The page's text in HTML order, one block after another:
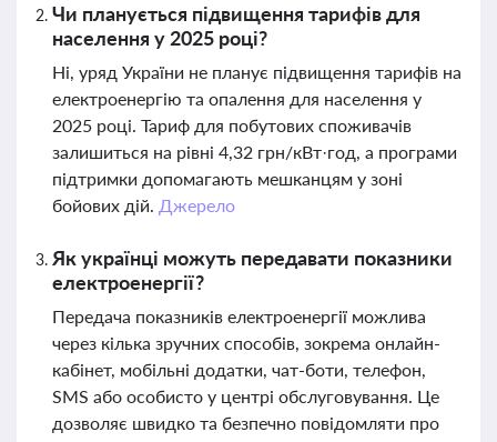
Чи планується підвищення тарифів для
населення у 2025 році?
Ні, уряд України не планує підвищення тарифів на
електроенергію та опалення для населення у
2025 році. Тариф для побутових споживачів
залишиться на рівні 4,32 грн/кВт·год, а програми
підтримки допомагають мешканцям у зоні
бойових дій. Джерело
Як українці можуть передавати показники
електроенергії?
Передача показників електроенергії можлива
через кілька зручних способів, зокрема онлайн-
кабінет, мобільні додатки, чат-боти, телефон,
SMS або особисто у центрі обслуговування. Це
дозволяє швидко та безпечно повідомляти про